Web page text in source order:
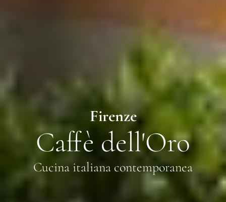
Firenze
Caffè dell'Oro
Cucina italiana contemporanea